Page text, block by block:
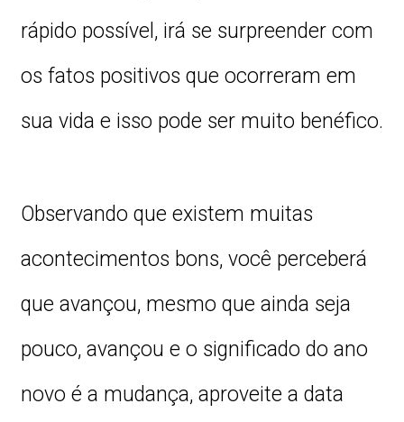
rápido possível, irá se surpreender com
os fatos positivos que ocorreram em
sua vida e isso pode ser muito benéfico.
Observando que existem muitas
acontecimentos bons, você perceberá
que avançou, mesmo que ainda seja
pouco, avançou e o significado do ano
novo é a mudança, aproveite a data